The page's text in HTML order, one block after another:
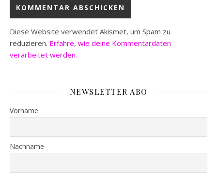
Diese Website verwendet Akismet, um Spam zu
reduzieren. Erfahre, wie deine Kommentardaten
verarbeitet werden.
NEWSLETTER ABO
Vorname
Nachname